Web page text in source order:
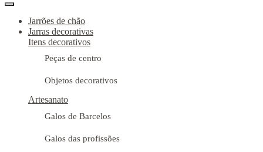
Jarrões de chão
Jarras decorativas
Itens decorativos
Peças de centro
Objetos decorativos
Artesanato
Galos de Barcelos
Galos das profissões